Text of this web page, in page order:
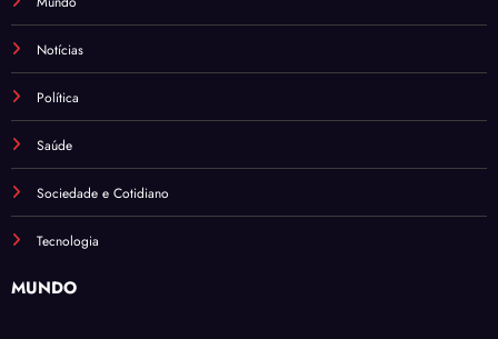
Notícias
Política
Saúde
Sociedade e Cotidiano
Tecnologia
MUNDO